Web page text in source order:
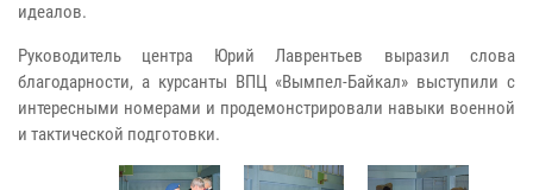
идеалов.
Руководитель центра Юрий Лаврентьев выразил слова
благодарности, а курсанты ВПЦ «Вымпел-Байкал» выступили с
интересными номерами и продемонстрировали навыки военной
и тактической подготовки.